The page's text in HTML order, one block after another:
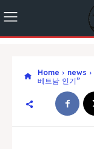
Home news
베트남 인기”